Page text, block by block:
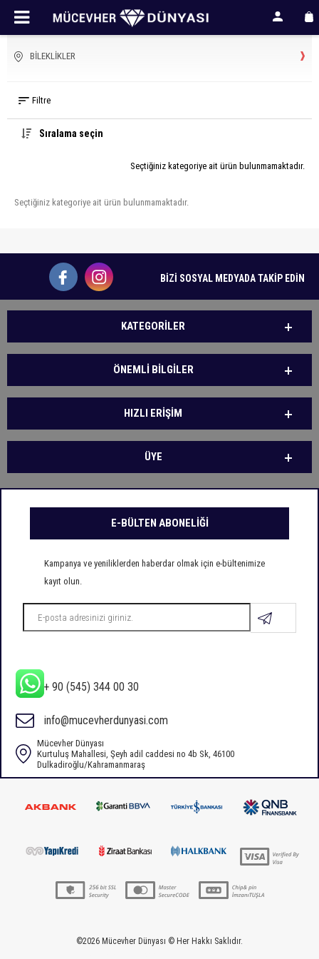
BILEKLIKLER
Filtre
Sıralama seçin
Seçtiğiniz kategoriye ait ürün bulunmamaktadır.
Seçtiğiniz kategoriye ait ürün bulunmamaktadır.
BİZİ SOSYAL MEDYADA TAKİP EDİN
KATEGORILER
ÖNEMLI BILGILER
HIZLI ERIŞIM
ÜYE
E-BÜLTEN ABONELİĞİ
Kampanya ve yeniliklerden haberdar olmak için e-bültenimize
kayıt olun.
+ 90 (545) 344 00 30
info@mucevherdunyasi.com
Mücevher Dünyası
Kurtuluş Mahallesi, Şeyh adil caddesi no 4b Sk, 46100
Dulkadiroğlu/Kahramanmaraş
©2026 Mücevher Dünyası © Her Hakkı Saklıdır.